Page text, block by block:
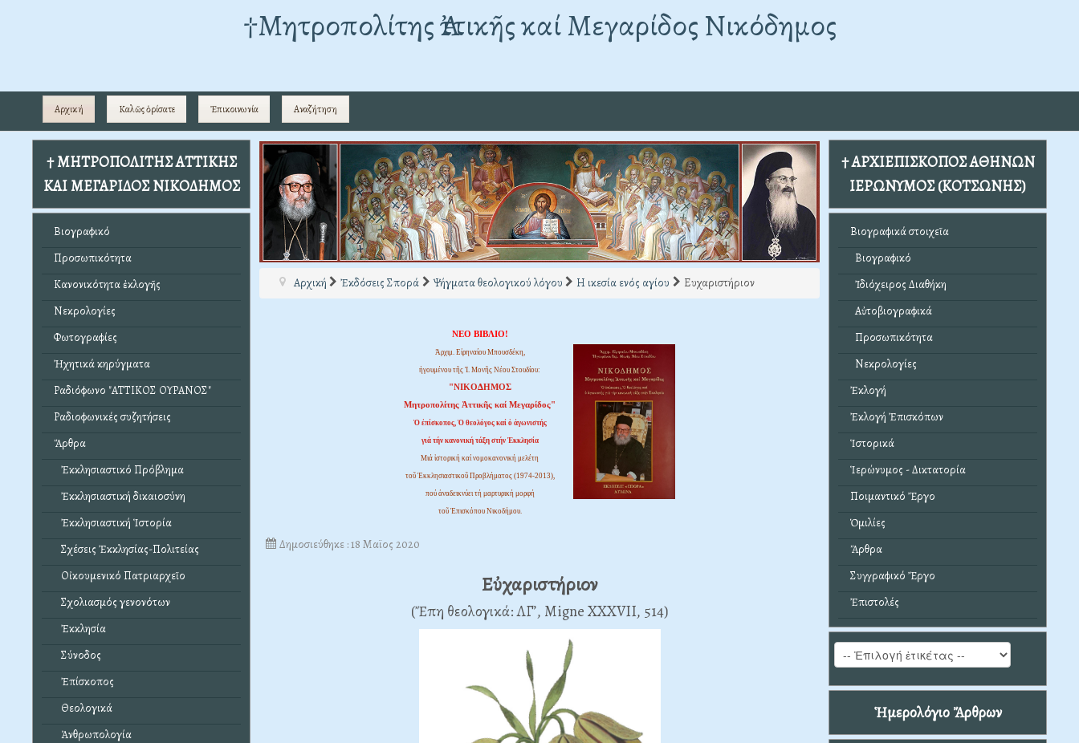
†Mητροπολίτης Ἀττικῆς καί Μεγαρίδος Νικόδημος
Αρχική Καλῶς ὁρίσατε Ἐπικοινωνία Αναζήτηση
† ΜΗΤΡΟΠΟΛΙΤΗΣ ΑΤΤΙΚΗΣ
ΚΑΙ ΜΕΓΑΡΙΔΟΣ ΝΙΚΟΔΗΜΟΣ
Βιογραφικό
Προσωπικότητα
Κανονικότητα ἐκλογῆς
Νεκρολογίες
Φωτογραφίες
Ἠχητικά κηρύγματα
Ραδιόφωνο "ΑΤΤΙΚΟΣ ΟΥΡΑΝΟΣ"
Ραδιοφωνικές συζητήσεις
Ἄρθρα
Ἐκκλησιαστικό Πρόβλημα
Ἐκκλησιαστική δικαιοσύνη
Ἐκκλησιαστική Ἱστορία
Σχέσεις Ἐκκλησίας-Πολιτείας
Οἰκουμενικό Πατριαρχεῖο
Σχολιασμός γενονότων
Ἐκκλησία
Σύνοδος
Ἐπίσκοπος
Θεολογικά
Ἀνθρωπολογία
Αρχική Ἐκδόσεις Σπορά Ψήγματα θεολογικού λόγου Η ικεσία ενός αγίου Ευχαριστήριον
ΝΕΟ ΒΙΒΛΙΟ!
Ἀρχιμ. Εἰρηναίου Μπουσδέκη,
ἡγουμένου τῆς Ἱ. Μονῆς Νέου Στουδίου:
"ΝΙΚΟΔΗΜΟΣ
Μητροπολίτης Ἀττικῆς καί Μεγαρίδος"
Ὁ ἐπίσκοπος, Ὁ θεολόγος καί ὁ ἀγωνιστής
γιά τήν κανονική τάξη στήν Ἐκκλησία
Μιά ἱστορική καί νομοκανονική μελέτη
τοῦ Ἐκκλησιαστικοῦ Προβλήματος (1974-2013),
πού ἀναδεικνύει τή μαρτυρική μορφή
τοῦ Ἐπισκόπου Νικοδήμου.
Δημοσιεύθηκε : 18 Μαϊος 2020
Εὐχαριστήριον
(Ἔπη θεολογικά: ΛΓ’, Migne XXXVII, 514)
† ΑΡΧΙΕΠΙΣΚΟΠΟΣ ΑΘΗΝΩΝ
ΙΕΡΩΝΥΜΟΣ (ΚΟΤΣΩΝΗΣ)
Βιογραφικά στοιχεῖα
Βιογραφικό
Ἰδιόχειρος Διαθήκη
Αὐτοβιογραφικά
Προσωπικότητα
Νεκρολογίες
Ἐκλογή
Ἐκλογή Ἐπισκόπων
Ἱστορικά
Ἱερώνυμος - Δικτατορία
Ποιμαντικό Ἔργο
Ὁμιλίες
Ἄρθρα
Συγγραφικό Ἔργο
Ἐπιστολές
Ἡμερολόγιο Ἄρθρων